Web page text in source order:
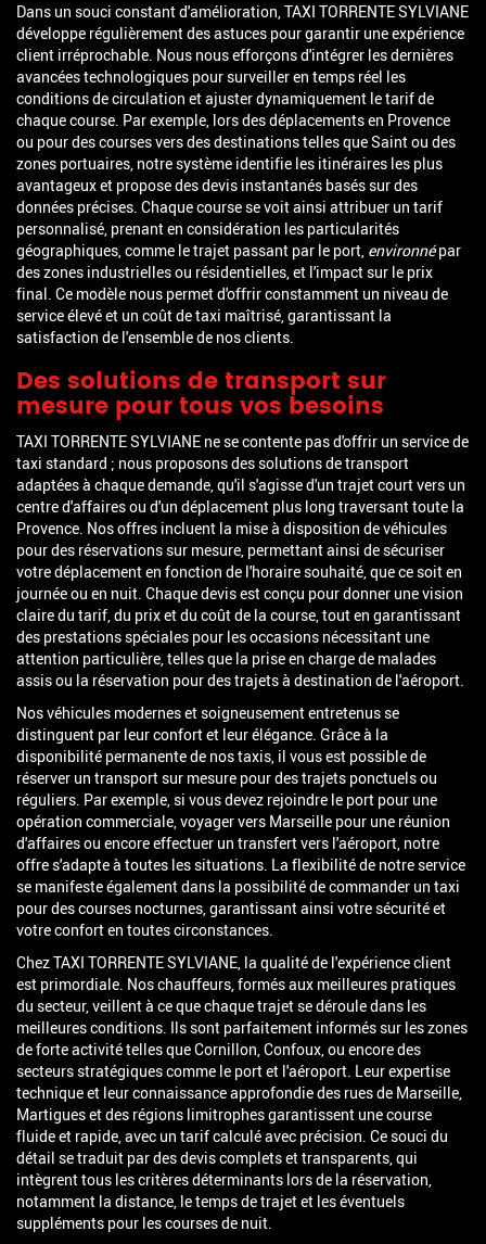
Dans un souci constant d'amélioration, TAXI TORRENTE SYLVIANE
développe régulièrement des astuces pour garantir une expérience
client irréprochable. Nous nous efforçons d'intégrer les dernières
avancées technologiques pour surveiller en temps réel les
conditions de circulation et ajuster dynamiquement le tarif de
chaque course. Par exemple, lors des déplacements en Provence
ou pour des courses vers des destinations telles que Saint ou des
zones portuaires, notre système identifie les itinéraires les plus
avantageux et propose des devis instantanés basés sur des
données précises. Chaque course se voit ainsi attribuer un tarif
personnalisé, prenant en considération les particularités
géographiques, comme le trajet passant par le port, environnépar
des zones industrielles ou résidentielles, et l'impact sur le prix
final. Ce modèle nous permet d'offrir constamment un niveau de
service élevé et un coût de taxi maîtrisé, garantissant la
satisfaction de l'ensemble de nos clients.
Des solutions de transport sur
mesure pour tous vos besoins
TAXI TORRENTE SYLVIANE ne se contente pas d'offrir un service de
taxi standard ; nous proposons des solutions de transport
adaptées à chaque demande, qu'il s'agisse d'un trajet court vers un
centre d'affaires ou d'un déplacement plus long traversant toute la
Provence. Nos offres incluent la mise à disposition de véhicules
pour des réservations sur mesure, permettant ainsi de sécuriser
votre déplacement en fonction de l'horaire souhaité, que ce soit en
journée ou en nuit. Chaque devis est conçu pour donner une vision
claire du tarif, du prix et du coût de la course, tout en garantissant
des prestations spéciales pour les occasions nécessitant une
attention particulière, telles que la prise en charge de malades
assis ou la réservation pour des trajets à destination de l'aéroport.
Nos véhicules modernes et soigneusement entretenus se
distinguent par leur confort et leur élégance. Grâce à la
disponibilité permanente de nos taxis, il vous est possible de
réserver un transport sur mesure pour des trajets ponctuels ou
réguliers. Par exemple, si vous devez rejoindre le port pour une
opération commerciale, voyager vers Marseille pour une réunion
d'affaires ou encore effectuer un transfert vers l'aéroport, notre
offre s'adapte à toutes les situations. La flexibilité de notre service
se manifeste également dans la possibilité de commander un taxi
pour des courses nocturnes, garantissant ainsi votre sécurité et
votre confort en toutes circonstances.
Chez TAXI TORRENTE SYLVIANE, la qualité de l'expérience client
est primordiale. Nos chauffeurs, formés aux meilleures pratiques
du secteur, veillent à ce que chaque trajet se déroule dans les
meilleures conditions. Ils sont parfaitement informés sur les zones
de forte activité telles que Cornillon, Confoux, ou encore des
secteurs stratégiques comme le port et l'aéroport. Leur expertise
technique et leur connaissance approfondie des rues de Marseille,
Martigues et des régions limitrophes garantissent une course
fluide et rapide, avec un tarif calculé avec précision. Ce souci du
détail se traduit par des devis complets et transparents, qui
intègrent tous les critères déterminants lors de la réservation,
notamment la distance, le temps de trajet et les éventuels
suppléments pour les courses de nuit.